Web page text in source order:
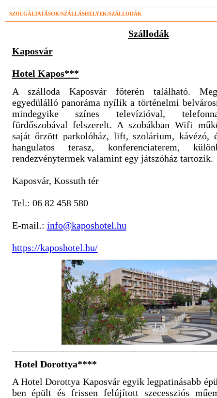
SZOLGÁLTATÁSOK/SZÁLLÁSHELYEK/SZÁLLODÁK
Szállodák
Kaposvár
Hotel Kapos***
A szálloda Kaposvár főterén található.
egyedülálló panoráma nyílik a történelmi
mindegyike színes televízióval,
fürdőszobával felszerelt. A szobákban Wifi
saját őrzött parkolóház, lift, szolárium, kávézó,
hangulatos terasz, konferenciaterem,
rendezvénytermek valamint egy játszóház tartozik.
Kaposvár, Kossuth tér
Tel.: 06 82 458 580
E-mail.: info@kaposhotel.hu
https://kaposhotel.hu/
Hotel Dorottya****
A Hotel Dorottya Kaposvár egyik legpatinásabb
ben épült és frissen felújított szecessziós